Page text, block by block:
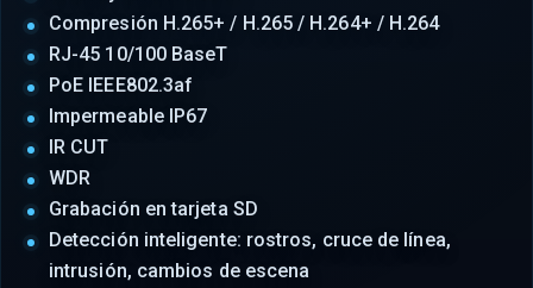
Compresión H.265+ / H.265 / H.264+ / H.264
RJ-45 10/100 BaseT
PoE IEEE802.3af
Impermeable IP67
IR CUT
WDR
Grabación en tarjeta SD
Detección inteligente: rostros, cruce de línea,
intrusión, cambios de escena